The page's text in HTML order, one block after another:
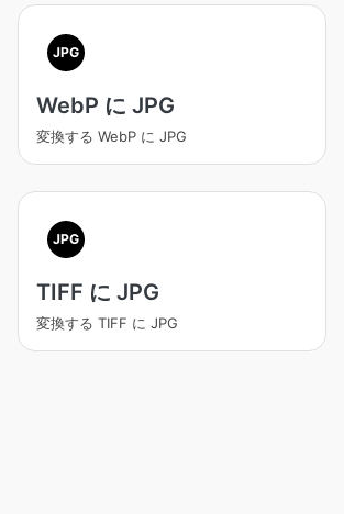
JPG
WebP に JPG
変換する WebP に JPG
JPG
TIFF に JPG
変換する TIFF に JPG